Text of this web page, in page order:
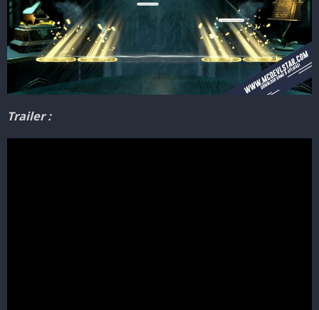
Trailer :